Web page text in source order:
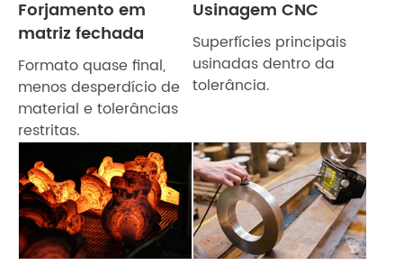
Forjamento em
matriz fechada
Formato quase final,
menos desperdício de
material e tolerâncias
restritas.
Usinagem CNC
Superfícies principais
usinadas dentro da
tolerância.